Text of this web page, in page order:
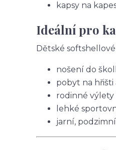
kapsy na
Ideální pro
Dětské
nošení do
pobyt na
rodinné výlety
lehké
jarní,